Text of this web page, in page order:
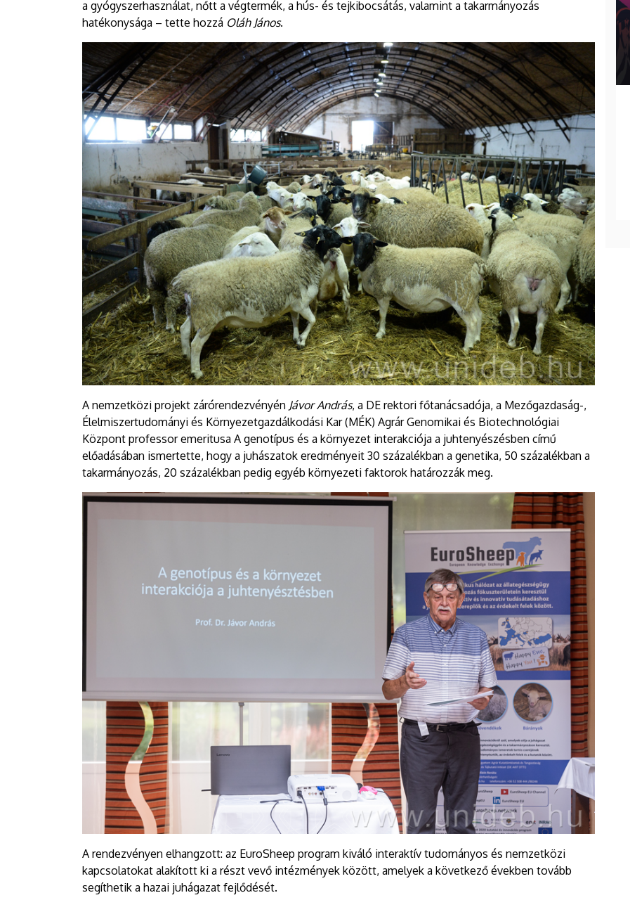
a gyógyszerhasználat, nőtt a végtermék, a hús- és tejkibocsátás, valamint a takarmányozás
hatékonysága – tette hozzá Oláh János.
A nemzetközi projekt zárórendezvényén Jávor András, a DE rektori főtanácsadója, a Mezőgazdaság-,
Élelmiszertudományi és Környezetgazdálkodási Kar (MÉK) Agrár Genomikai és Biotechnológiai
Központ professor emeritusa A genotípus és a környezet interakciója a juhtenyészésben című
előadásában ismertette, hogy a juhászatok eredményeit 30 százalékban a genetika, 50 százalékban a
takarmányozás, 20 százalékban pedig egyéb környezeti faktorok határozzák meg.
A rendezvényen elhangzott: az EuroSheep program kiváló interaktív tudományos és nemzetközi
kapcsolatokat alakított ki a részt vevő intézmények között, amelyek a következő években tovább
segíthetik a hazai juhágazat fejlődését.